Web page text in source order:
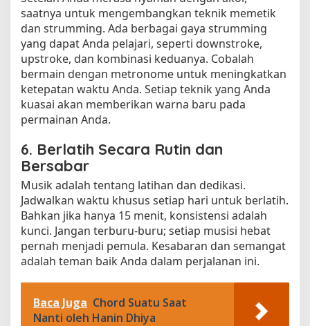
saatnya untuk mengembangkan teknik memetik
dan strumming. Ada berbagai gaya strumming
yang dapat Anda pelajari, seperti downstroke,
upstroke, dan kombinasi keduanya. Cobalah
bermain dengan metronome untuk meningkatkan
ketepatan waktu Anda. Setiap teknik yang Anda
kuasai akan memberikan warna baru pada
permainan Anda.
6. Berlatih Secara Rutin dan
Bersabar
Musik adalah tentang latihan dan dedikasi.
Jadwalkan waktu khusus setiap hari untuk berlatih.
Bahkan jika hanya 15 menit, konsistensi adalah
kunci. Jangan terburu-buru; setiap musisi hebat
pernah menjadi pemula. Kesabaran dan semangat
adalah teman baik Anda dalam perjalanan ini.
Baca Juga Chord Suatu Saat
Nanti oleh Hanin Dhiya